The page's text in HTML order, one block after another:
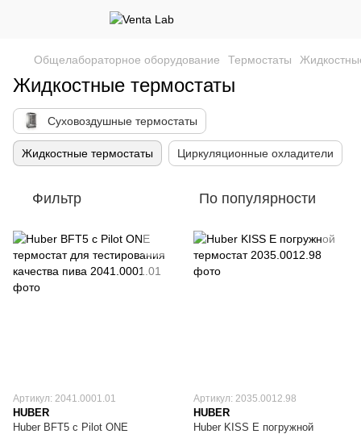
Общелабораторное оборудование Термостаты
Жидкостные термостаты
Суховоздушные термостаты
Жидкостные термостаты Циркуляционные охладители
Фильтр По популярности
Артикул: 2041.0001.01
HUBER
Huber BFT5 с Pilot ONE
Артикул: 2035.0012.98
HUBER
Huber KISS E погружной